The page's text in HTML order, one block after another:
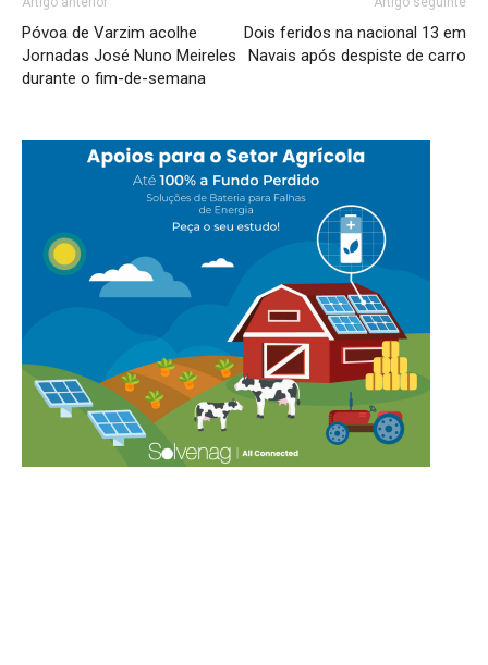
Póvoa de Varzim acolhe
Jornadas José Nuno Meireles
durante o fim-de-semana
Dois feridos na nacional 13 em
Navais após despiste de carro